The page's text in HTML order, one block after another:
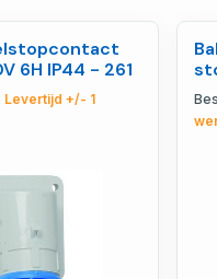
6H IP44 - 261
Levertijd +/- 1